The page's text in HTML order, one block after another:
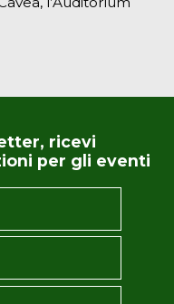
ricevi
per gli eventi